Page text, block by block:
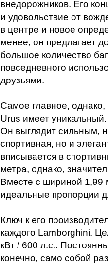
внедорожников. Его
и удовольствие от
в центре и новое
менее, он предлагает
большое количество
повседневного
друзьями.
Самое главное,
Urus имеет
Он выглядит сильным,
спортивная, но и
вписывается в
метра, однако,
Вместе с шириной 1,99
идеальные пропорции
Ключ к его
каждого Lamborghini.
кВт / 600 л.с..
конечно, само собой